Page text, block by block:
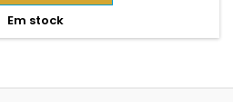
Em stock